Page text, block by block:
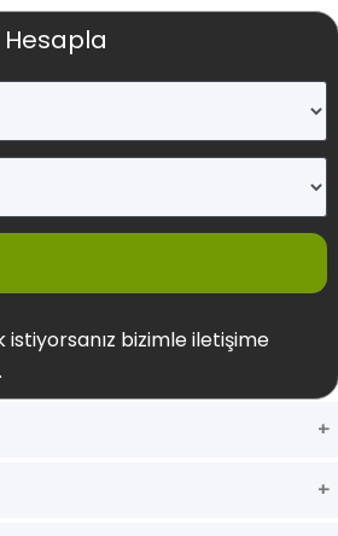
Hesapla
istiyorsanız bizimle iletişime